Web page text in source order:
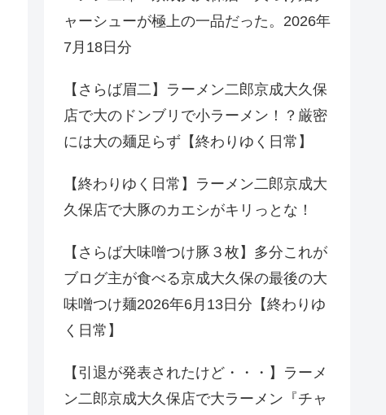
ャーシューが極上の一品だった。2026年
7月18日分
【さらば眉二】ラーメン二郎京成大久保
店で大のドンブリで小ラーメン！？厳密
には大の麺足らず【終わりゆく日常】
【終わりゆく日常】ラーメン二郎京成大
久保店で大豚のカエシがキリっとな！
【さらば大味噌つけ豚３枚】多分これが
ブログ主が食べる京成大久保の最後の大
味噌つけ麺2026年6月13日分【終わりゆ
く日常】
【引退が発表されたけど・・・】ラーメ
ン二郎京成大久保店で大ラーメン『チャ